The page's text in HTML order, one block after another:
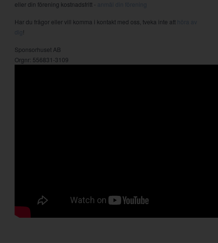
eller din förening kostnadsfritt - anmäl din förening
Har du frågor eller vill komma i kontakt med oss, tveka inte att höra av
!
Sponsorhuset AB
Orgnr: 556831-3109